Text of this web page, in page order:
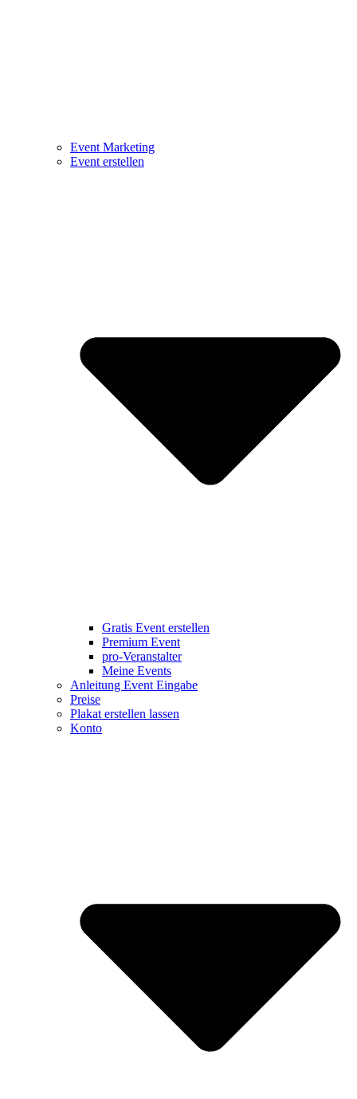
Event Marketing
Event erstellen
Gratis Event erstellen
Premium Event
pro-Veranstalter
Meine Events
Anleitung Event Eingabe
Preise
Plakat erstellen lassen
Konto